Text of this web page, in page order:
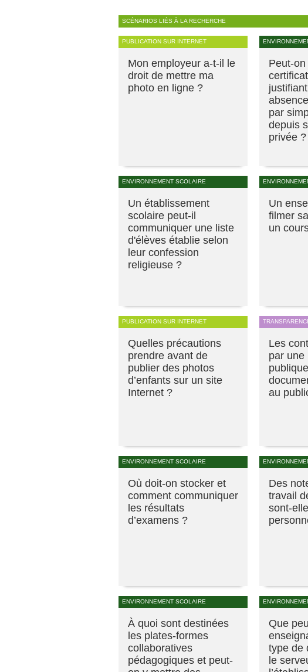
SCÉNARIOS LIÉS À LA RECHERCHE
PUBLICATION SUR INTERNET
Mon employeur a-t-il le
droit de mettre ma
photo en ligne ?
Peut-
par
depuis
privée ?
ENVIRONNEMENT SCOLAIRE
Un établissement
scolaire peut-il
communiquer une liste
d'élèves établie selon
leur confession
religieuse ?
Un
filmer
un
PUBLICATION SUR INTERNET
Quelles précautions
prendre avant de
publier des photos
d’enfants sur un site
Internet ?
Les
par une
au
ENVIRONNEMENT SCOLAIRE
Où doit-on stocker et
comment communiquer
les résultats
d’examens ?
Des
travail
sont-
ENVIRONNEMENT SCOLAIRE
À quoi sont destinées
les plates-formes
collaboratives
pédagogiques et peut-
Que
type de
le